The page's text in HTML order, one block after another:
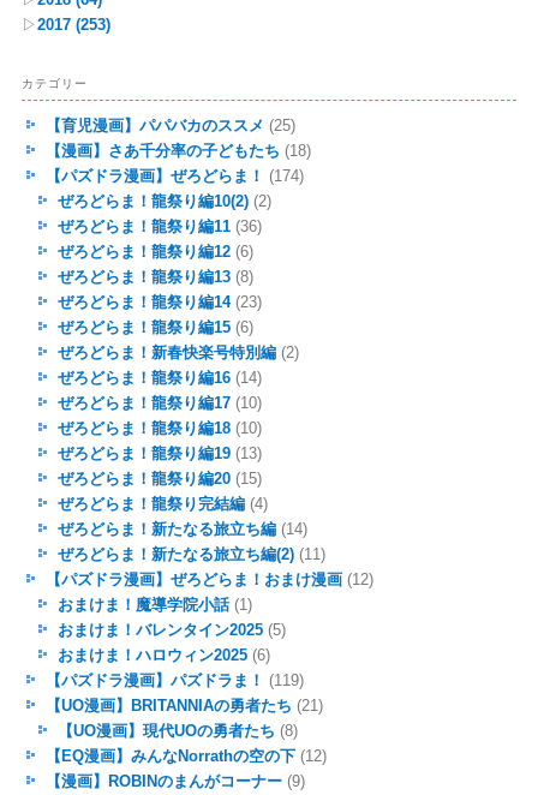
▷2017 (253)
カテゴリー
【育児漫画】パパバカのススメ (25)
【漫画】さあ千分率の子どもたち (18)
【パズドラ漫画】ぜろどらま！
(174)
ぜろどらま！龍祭り編10(2)(2)
ぜろどらま！龍祭り編11(36)
ぜろどらま！龍祭り編12(6)
ぜろどらま！龍祭り編13(8)
ぜろどらま！龍祭り編14(23)
ぜろどらま！龍祭り編15(6)
ぜろどらま！新春快楽号特別編(2)
ぜろどらま！龍祭り編16(14)
ぜろどらま！龍祭り編17(10)
ぜろどらま！龍祭り編18(10)
ぜろどらま！龍祭り編19(13)
ぜろどらま！龍祭り編20(15)
ぜろどらま！龍祭り完結編(4)
ぜろどらま！新たなる旅立ち編(14)
ぜろどらま！新たなる旅立ち編(2)(11)
【パズドラ漫画】ぜろどらま！おまけ漫画(12)
おまけま！魔導学院小話(1)
おまけま！バレンタイン2025(5)
おまけま！ハロウィン2025(6)
【パズドラ漫画】パズドラま！
(119)
【UO漫画】BRITANNIAの勇者たち (21)
【UO漫画】現代UOの勇者たち (8)
【EQ漫画】みんなNorrathの空の下(12)
【漫画】ROBINのまんがコーナー(9)